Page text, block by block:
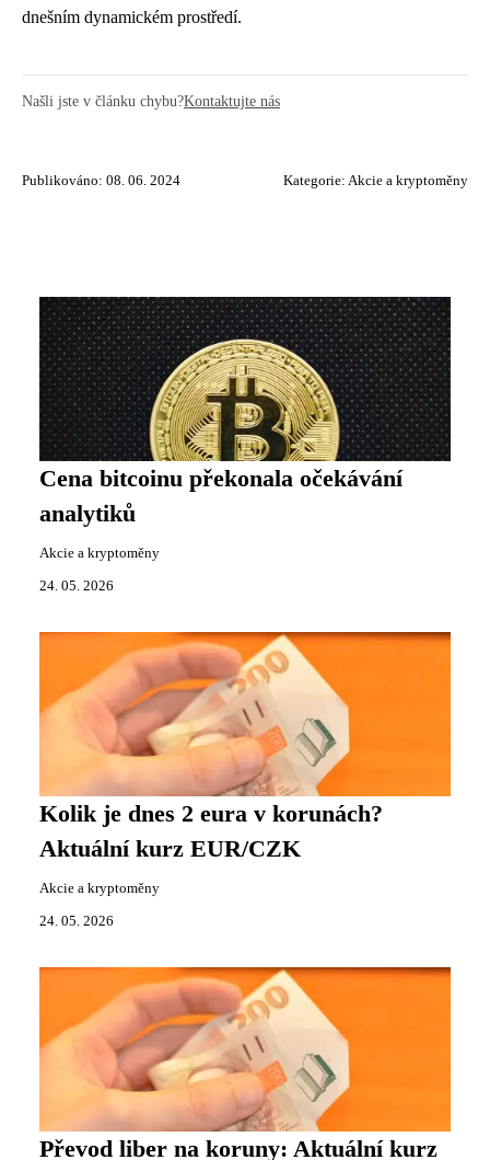
dnešním dynamickém prostředí.
Našli jste v článku chybu?Kontaktujte nás
Publikováno: 08. 06. 2024 Kategorie: Akcie a kryptoměny
Cena bitcoinu překonala očekávání
analytiků
Akcie a kryptoměny
24. 05. 2026
Kolik je dnes 2 eura v korunách?
Aktuální kurz EUR/CZK
Akcie a kryptoměny
24. 05. 2026
Převod liber na koruny: Aktuální kurz